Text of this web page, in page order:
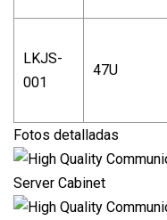
LKJS-
001
47U
Fotos detalladas